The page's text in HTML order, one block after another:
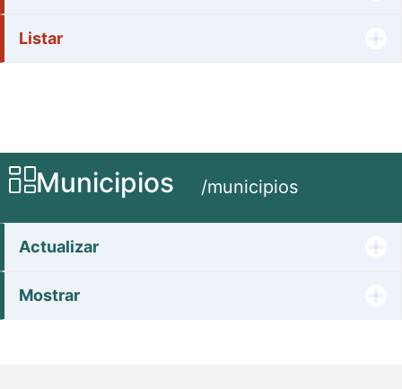
Listar
Municipios /municipios
Actualizar
Mostrar